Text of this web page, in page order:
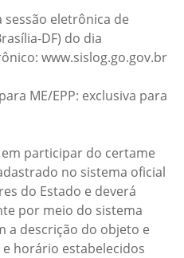
eletrônica de
DF) do dia
www.sislog.go.gov.br
ME/EPP: exclusiva para
participar do certame
no sistema oficial
do Estado e deverá
por meio do sistema
a descrição do objeto e
horário estabelecidos